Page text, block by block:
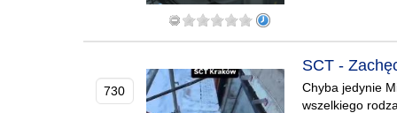
730
SCT -
Chyba jedynie
wszelkiego